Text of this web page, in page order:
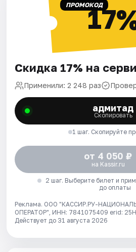
ПРОМОКОД
Скидка 17% на
Применили: 2 248 раз
адмитад
Скопировать
1 шаг. Скопируйте
от 4 050 ₽
на Kassir.ru
2 шаг. Выберите билет и
до оплаты
Реклама. ООО "КАССИР.РУ-
ОПЕРАТОР", ИНН: 7841075409 erid:
Действует до 31 августа 2026